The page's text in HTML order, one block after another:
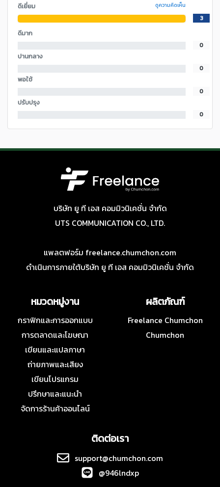
ดีเยี่ยม ดูความคิดเห็น
3
ดีมาก
0
ปานกลาง
0
พอใช้
0
ปรับปรุง
0
บริษัท ยู ที เอส คอมมิวนิเคชั่น จำกัด
UTS COMMUNICATION CO., LTD.
แพลตฟอร์ม freelance.chumchon.com
ดำเนินการภายใต้บริษัท ยู ที เอส คอมมิวนิเคชั่น จำกัด
หมวดหมู่งาน
กราฟิกและการออกแบบ
การตลาดและโฆษณา
เขียนและแปลภาษา
ถ่ายภาพและเสียง
เขียนโปรแกรม
ปรึกษาและแนะนำ
จัดการร้านค้าออนไลน์
ผลิตภัณฑ์
Freelance Chumchon
Chumchon
ติดต่อเรา
support@chumchon.com
@946lndxp